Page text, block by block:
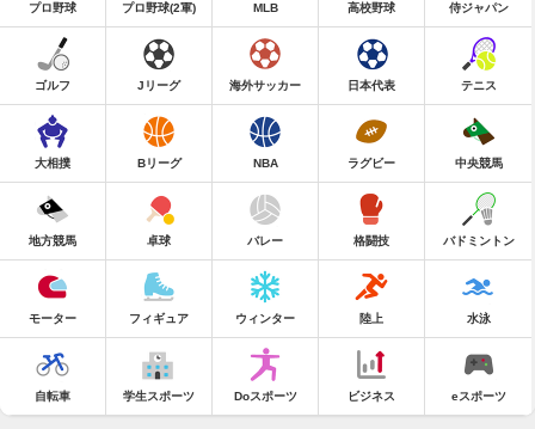
プロ野球 プロ野球(2軍) MLB 高校野球 侍ジャパン
ゴルフ Jリーグ 海外サッカー 日本代表 テニス
大相撲 Bリーグ NBA ラグビー 中央競馬
地方競馬 卓球 バレー 格闘技 バドミントン
モーター フィギュア ウィンター 陸上 水泳
自転車 学生スポーツ Doスポーツ ビジネス eスポーツ